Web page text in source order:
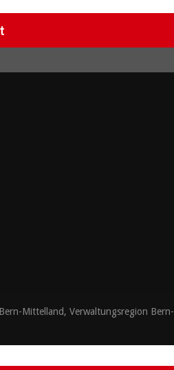
Mittelland, Verwaltungsregion Bern-